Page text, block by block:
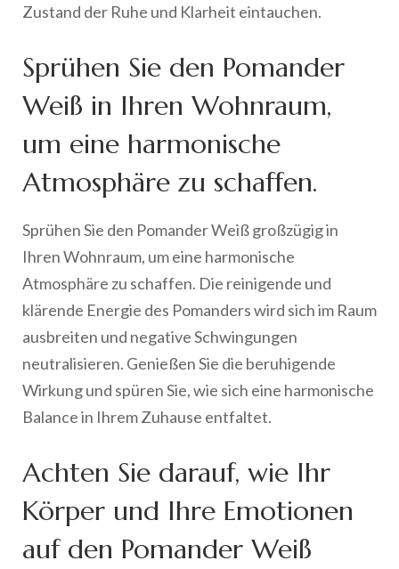
Zustand der Ruhe und Klarheit eintauchen.
Sprühen Sie den Pomander
Weiß in Ihren Wohnraum,
um eine harmonische
Atmosphäre zu schaffen.
Sprühen Sie den Pomander Weiß großzügig in
Ihren Wohnraum, um eine harmonische
Atmosphäre zu schaffen. Die reinigende und
klärende Energie des Pomanders wird sich im Raum
ausbreiten und negative Schwingungen
neutralisieren. Genießen Sie die beruhigende
Wirkung und spüren Sie, wie sich eine harmonische
Balance in Ihrem Zuhause entfaltet.
Achten Sie darauf, wie Ihr
Körper und Ihre Emotionen
auf den Pomander Weiß